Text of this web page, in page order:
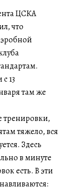
ЦСКА
что
13
там же
тренировки,
тяжело, вся
Здесь
в минуте
есть. В эти